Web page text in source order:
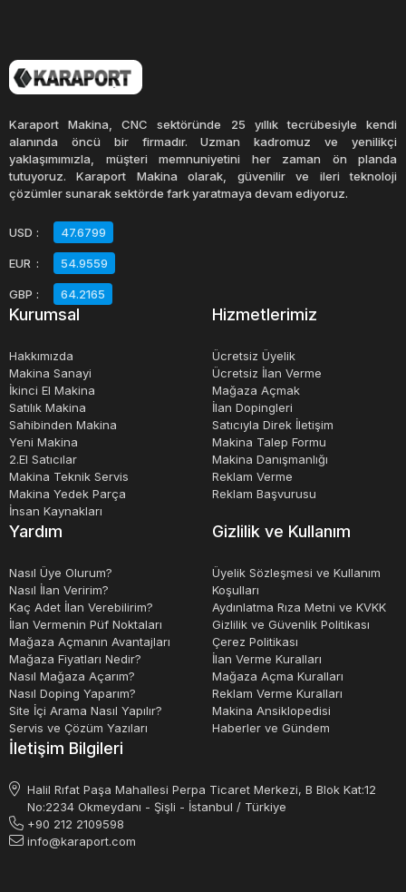
Karton ve mukavva kesim makineleri, farklı boyut ve
küçük ölçekte faaliyet gösteren işletmeler için uygunken,
büyük boyutlu makineler, daha geniş bir üretim kapasitesi
olan işletmeler için tasarlanmıştır. Kapasiteleri de farklıdır
kesilebilecekleri gibi daha yüksek kapasiteli modeller de
mevcuttur.
Karton ve mukavva kesim makineleri, hassas ve yüksek
tasarlanmış bıçaklarla, karton ve mukavva malzemelerini
kusursuz bir şekilde keser. Bazı modeller, otomatik
besleme sistemleri ile donatılmıştır, bu sayede işlemler
daha hızlı ve verimli hale gelir.
2.el karton ve mukavva kesim makineleri, uygun fiyatlı bir
seçenek olabilir. Bu makineler, kullanım ömrünün büyük
makinelerin işlevselliği ve performansı hala iyi olabilir.
Satılık karton ve mukavva kesim makineleri, uygun bir
fiyatla kaliteli bir ürün elde etmek isteyenler için iyi bir
seçenektir.Karton ve mukavva kesim makineleri fiyatları,
makinelerin özellikleri, boyutları ve kapasiteleri gibi
faktörlere göre değişebilir.
Karaport Makina, CNC sektöründe 25 yıllık tecrübesiyle kendi
alanında öncü bir firmadır. Uzman kadromuz ve yenilikçi
yaklaşımımızla, müşteri memnuniyetini her zaman ön planda
tutuyoruz. Karaport Makina olarak, güvenilir ve ileri teknoloji
çözümler sunarak sektörde fark yaratmaya devam ediyoruz.
USD : 47.6799
EUR : 54.9559
GBP : 64.2165
Kurumsal
Hakkımızda
Makina Sanayi
İkinci El Makina
Satılık Makina
Sahibinden Makina
Yeni Makina
2.El Satıcılar
Makina Teknik Servis
Makina Yedek Parça
İnsan Kaynakları
Hizmetlerimiz
Ücretsiz Üyelik
Ücretsiz İlan Verme
Mağaza Açmak
İlan Dopingleri
Satıcıyla Direk İletişim
Makina Talep Formu
Makina Danışmanlığı
Reklam Verme
Reklam Başvurusu
Yardım
Nasıl Üye Olurum?
Nasıl İlan Veririm?
Kaç Adet İlan Verebilirim?
İlan Vermenin Püf Noktaları
Mağaza Açmanın Avantajları
Mağaza Fiyatları Nedir?
Nasıl Mağaza Açarım?
Nasıl Doping Yaparım?
Site İçi Arama Nasıl Yapılır?
Servis ve Çözüm Yazıları
Gizlilik ve Kullanım
Üyelik Sözleşmesi ve Kullanım
Koşulları
Aydınlatma Rıza Metni ve KVKK
Gizlilik ve Güvenlik Politikası
Çerez Politikası
İlan Verme Kuralları
Mağaza Açma Kuralları
Reklam Verme Kuralları
Makina Ansiklopedisi
Haberler ve Gündem
İletişim Bilgileri
Halil Rıfat Paşa Mahallesi Perpa Ticaret Merkezi, B Blok Kat:12
No:2234 Okmeydanı - Şişli - İstanbul / Türkiye
+90 212 2109598
info@karaport.com